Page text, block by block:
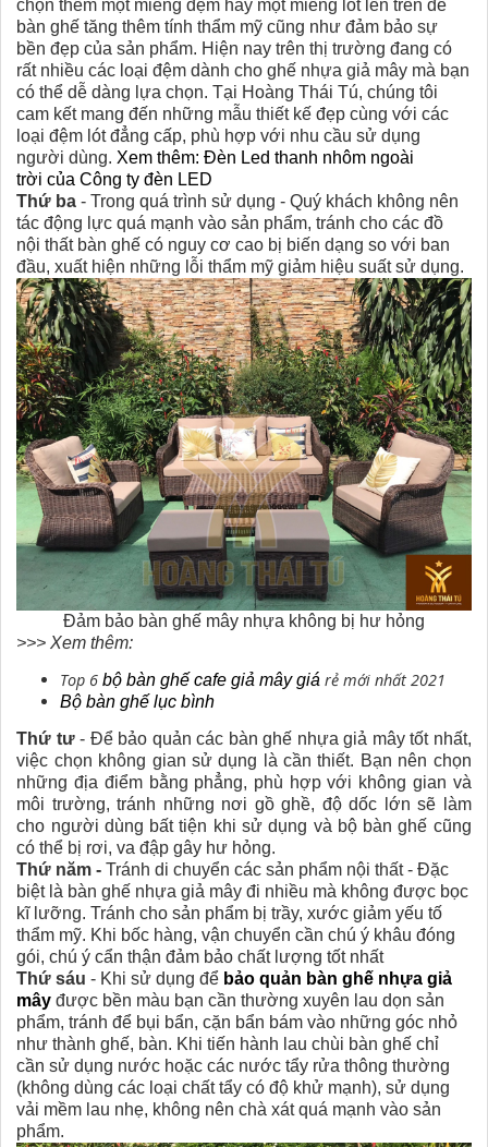
chọn thêm một miếng đệm hay một miếng lót lên trên để
bàn ghế tăng thêm tính thẩm mỹ cũng như đảm bảo sự
bền đẹp của sản phẩm. Hiện nay trên thị trường đang có
rất nhiều các loại đệm dành cho ghế nhựa giả mây mà bạn
có thể dễ dàng lựa chọn. Tại Hoàng Thái Tú, chúng tôi
cam kết mang đến những mẫu thiết kế đẹp cùng với các
loại đệm lót đẳng cấp, phù hợp với nhu cầu sử dụng
người dùng. Xem thêm:Đèn Led thanh nhôm ngoài
trời củaCông ty đèn LED
Thứ ba - Trong quá trình sử dụng - Quý khách không nên
tác động lực quá mạnh vào sản phẩm, tránh cho các đồ
nội thất bàn ghế có nguy cơ cao bị biến dạng so với ban
đầu, xuất hiện những lỗi thẩm mỹ giảm hiệu suất sử dụng.
Đảm bảo bàn ghế mây nhựa không bị hư hỏng
>>> Xem thêm:
Top 6bộ bàn ghế cafe giả mây giá rẻ mới nhất 2021
Bộ bàn ghế lục bình
Thứ tư- Để bảo quản các bàn ghế nhựa giả mây tốt nhất,
việc chọn không gian sử dụng là cần thiết. Bạn nên chọn
những địa điểm bằng phẳng, phù hợp với không gian và
môi trường, tránh những nơi gồ ghề, độ dốc lớn sẽ làm
cho người dùng bất tiện khi sử dụng và bộ bàn ghế cũng
có thể bị rơi, va đập gây hư hỏng.
Thứ năm - Tránh di chuyển các sản phẩm nội thất - Đặc
biệt là bàn ghế nhựa giả mây đi nhiều mà không được bọc
kĩ lưỡng. Tránh cho sản phẩm bị trầy, xước giảm yếu tố
thẩm mỹ. Khi bốc hàng, vận chuyển cần chú ý khâu đóng
gói, chú ý cẩn thận đảm bảo chất lượng tốt nhất
Thứ sáu - Khi sử dụng để bảo quản bàn ghế nhựa giả
mây được bền màu bạn cần thường xuyên lau dọn sản
phẩm, tránh để bụi bẩn, cặn bẩn bám vào những góc nhỏ
như thành ghế, bàn. Khi tiến hành lau chùi bàn ghế chỉ
cần sử dụng nước hoặc các nước tẩy rửa thông thường
(không dùng các loại chất tẩy có độ khử mạnh), sử dụng
vải mềm lau nhẹ, không nên chà xát quá mạnh vào sản
phẩm.